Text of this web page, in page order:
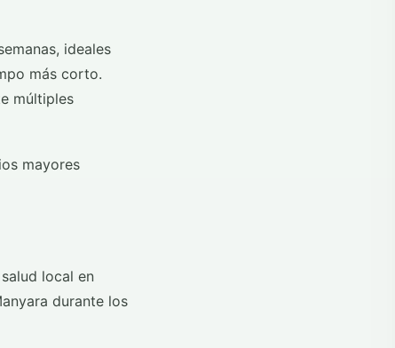
ideales
más corto.
múltiples
mayores
local en
durante los